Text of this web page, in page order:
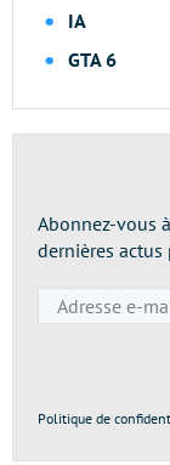
IA
GTA 6
Abonnez-vous
dernières actus
Politique de